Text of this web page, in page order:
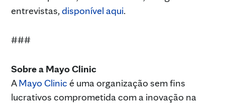
entrevistas, disponível aqui.
###
Sobre a Mayo Clinic
AMayo Clinic é uma organização sem fins
lucrativos comprometida com a inovação na